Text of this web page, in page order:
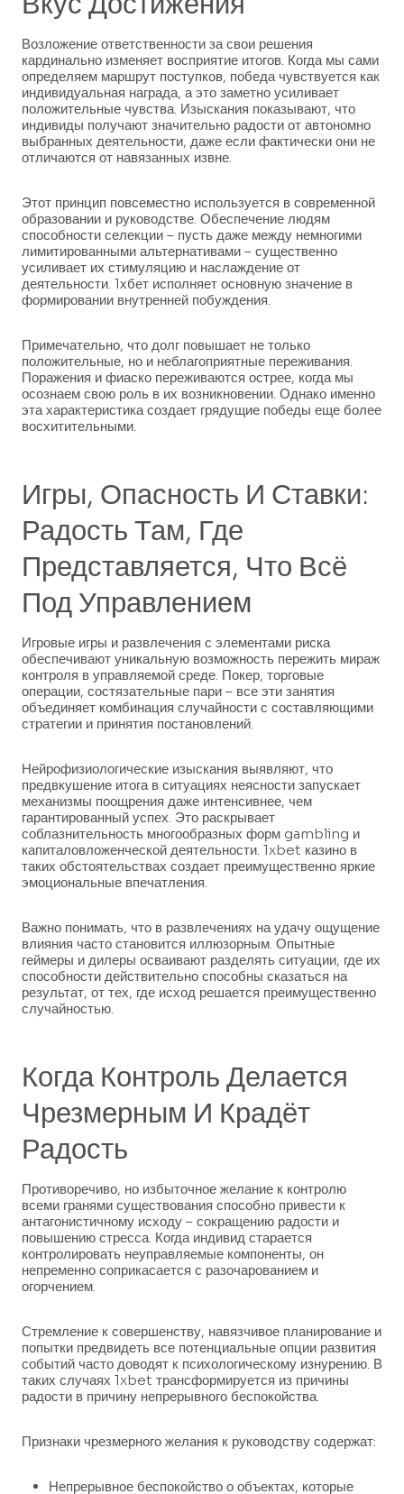
Возложение ответственности за свои решения
кардинально изменяет восприятие итогов. Когда мы сами
определяем маршрут поступков, победа чувствуется как
индивидуальная награда, а это заметно усиливает
положительные чувства. Изыскания показывают, что
индивиды получают значительно радости от автономно
выбранных деятельности, даже если фактически они не
отличаются от навязанных извне.
Этот принцип повсеместно используется в современной
образовании и руководстве. Обеспечение людям
способности селекции – пусть даже между немногими
лимитированными альтернативами – существенно
усиливает их стимуляцию и наслаждение от
деятельности. 1хбет исполняет основную значение в
формировании внутренней побуждения.
Примечательно, что долг повышает не только
положительные, но и неблагоприятные переживания.
Поражения и фиаско переживаются острее, когда мы
осознаем свою роль в их возникновении. Однако именно
эта характеристика создает грядущие победы еще более
восхитительными.
Игры, Опасность И Ставки:
Радость Там, Где
Представляется, Что Всё
Под Управлением
Игровые игры и развлечения с элементами риска
обеспечивают уникальную возможность пережить мираж
контроля в управляемой среде. Покер, торговые
операции, состязательные пари – все эти занятия
объединяет комбинация случайности с составляющими
стратегии и принятия постановлений.
Нейрофизиологические изыскания выявляют, что
предвкушение итога в ситуациях неясности запускает
механизмы поощрения даже интенсивнее, чем
гарантированный успех. Это раскрывает
соблазнительность многообразных форм gambling и
капиталовложенческой деятельности. 1xbet казино в
таких обстоятельствах создает преимущественно яркие
эмоциональные впечатления.
Важно понимать, что в развлечениях на удачу ощущение
влияния часто становится иллюзорным. Опытные
геймеры и дилеры осваивают разделять ситуации, где их
способности действительно способны сказаться на
результат, от тех, где исход решается преимущественно
случайностью.
Когда Контроль Делается
Чрезмерным И Крадёт
Радость
Противоречиво, но избыточное желание к контролю
всеми гранями существования способно привести к
антагонистичному исходу – сокращению радости и
повышению стресса. Когда индивид старается
контролировать неуправляемые компоненты, он
непременно соприкасается с разочарованием и
огорчением.
Стремление к совершенству, навязчивое планирование и
попытки предвидеть все потенциальные опции развития
событий часто доводят к психологическому изнурению. В
таких случаях 1xbet трансформируется из причины
радости в причину непрерывного беспокойства.
Признаки чрезмерного желания к руководству содержат:
Непрерывное беспокойство о объектах, которые